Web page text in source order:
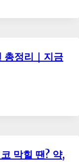
총정리｜지금
막힐 땐? 약,